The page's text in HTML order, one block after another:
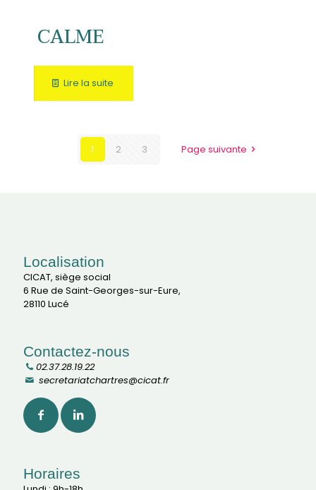
CALME
Lire la suite
1 2 3 Page suivante
Localisation
CICAT, siège social
6 Rue de Saint-Georges-sur-Eure,
28110 Lucé
Contactez-nous
02.37.28.19.22
secretariatchartres@cicat.fr
Horaires